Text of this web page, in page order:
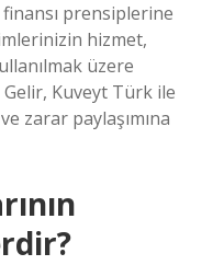
finansı prensiplerine
hizmet,
üzere
Kuveyt Türk ile
zarar paylaşımına